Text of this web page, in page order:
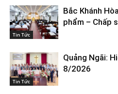
Tin Tức
Bắc Khánh
phẩm – Chấp
Tin Tức
Quảng Ngãi:
8/2026